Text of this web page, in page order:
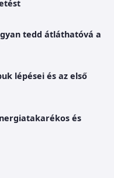
tedd átláthatóvá a
lépései és az első
és